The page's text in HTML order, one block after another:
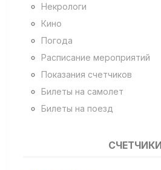
Некрологи
Кино
Погода
Расписание мероприятий
Показания счетчиков
Билеты на самолет
Билеты на поезд
СЧЕТЧИКИ